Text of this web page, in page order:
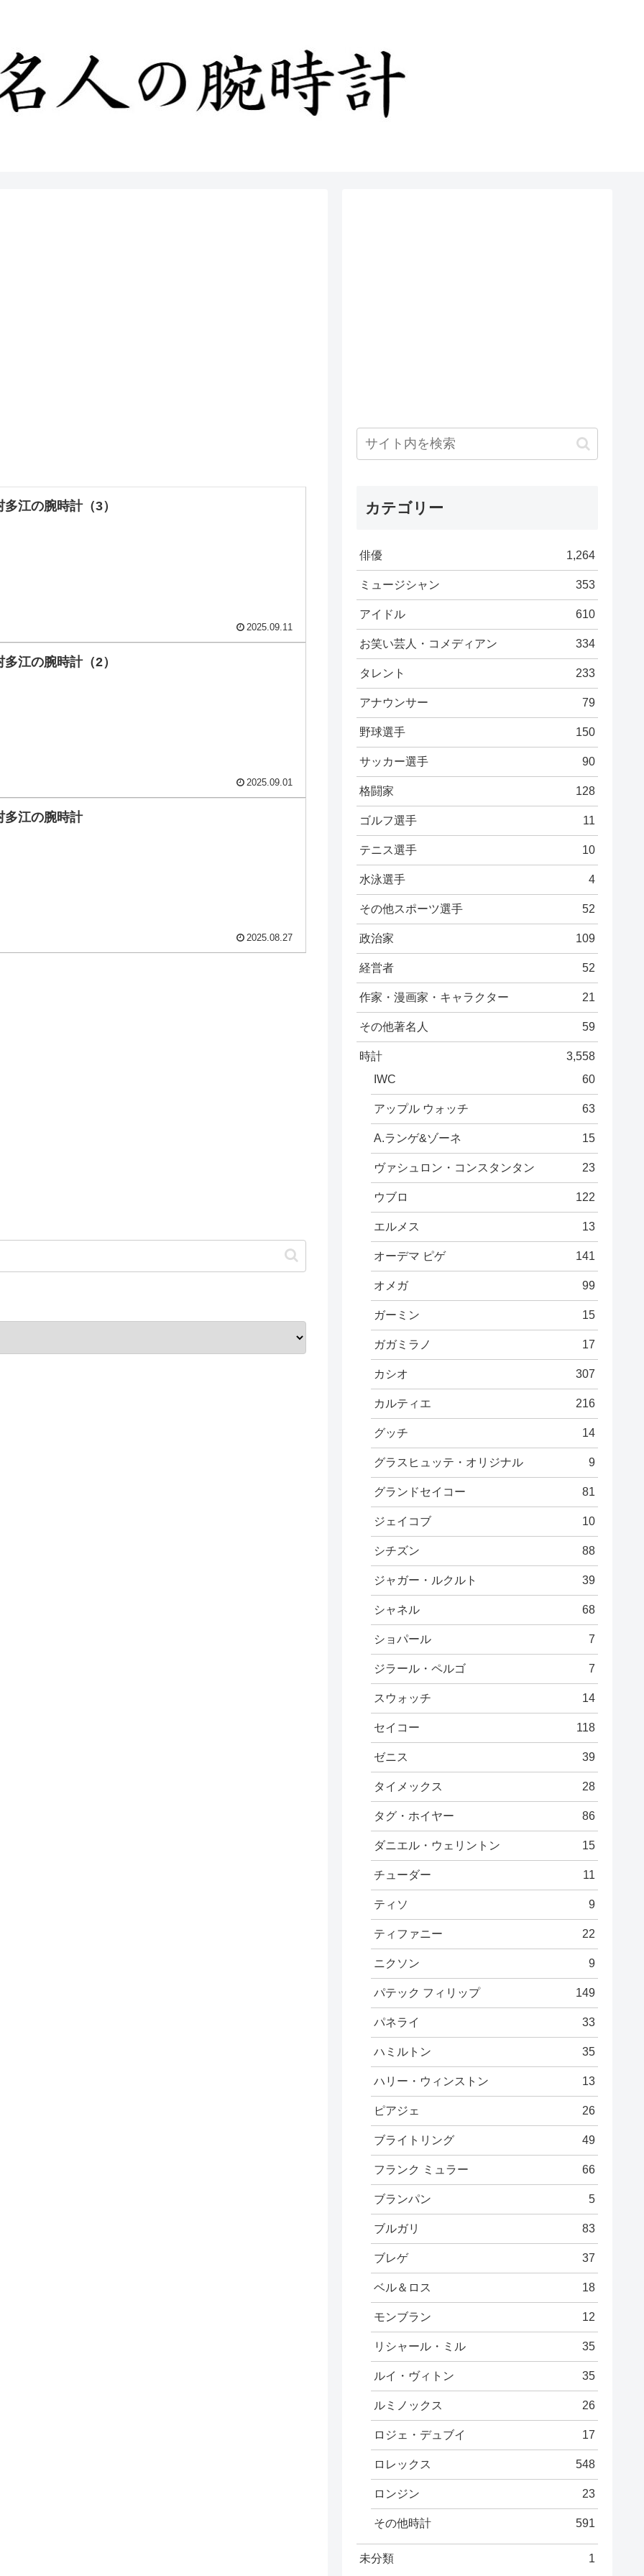
多江の腕時計（3）
2025.09.11
多江の腕時計（2）
2025.09.01
多江の腕時計
2025.08.27
カテゴリー
俳優 1,264
ミュージシャン 353
アイドル 610
お笑い芸人・コメディアン 334
タレント 233
アナウンサー 79
野球選手 150
サッカー選手 90
格闘家 128
ゴルフ選手 11
テニス選手 10
水泳選手 4
その他スポーツ選手 52
政治家 109
経営者 52
作家・漫画家・キャラクター 21
その他著名人 59
時計
3,558
IWC
60
アップル ウォッチ 63
A.ランゲ&ゾーネ 15
ヴァシュロン・コンスタンタン 23
ウブロ 122
エルメス 13
オーデマ ピゲ 141
オメガ 99
ガーミン 15
ガガミラノ 17
カシオ 307
カルティエ 216
グッチ 14
グラスヒュッテ・オリジナル 9
グランドセイコー 81
ジェイコブ 10
シチズン 88
ジャガー・ルクルト 39
シャネル 68
ショパール 7
ジラール・ペルゴ 7
スウォッチ 14
セイコー 118
ゼニス 39
タイメックス 28
タグ・ホイヤー 86
ダニエル・ウェリントン 15
チューダー 11
ティソ 9
ティファニー 22
ニクソン 9
パテック フィリップ 149
パネライ 33
ハミルトン 35
ハリー・ウィンストン 13
ピアジェ 26
ブライトリング 49
フランク ミュラー 66
ブランパン 5
ブルガリ 83
ブレゲ 37
ベル＆ロス 18
モンブラン 12
リシャール・ミル 35
ルイ・ヴィトン 35
ルミノックス 26
ロジェ・デュブイ 17
ロレックス 548
ロンジン 23
その他時計 591
未分類 1